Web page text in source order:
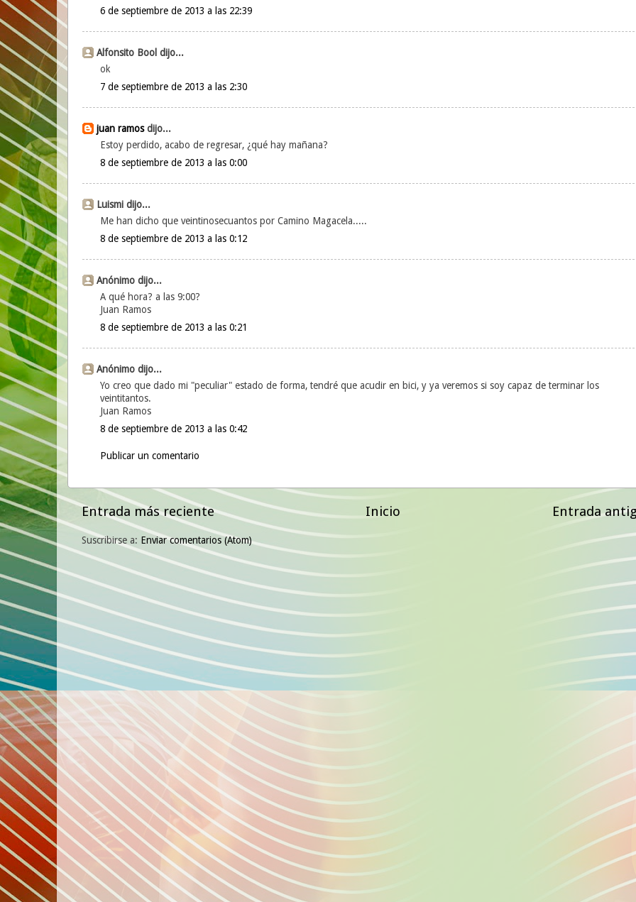
6 de septiembre de 2013 a las 22:39
Alfonsito Bool dijo...
ok
7 de septiembre de 2013 a las 2:30
juan ramosdijo...
Estoy perdido, acabo de regresar, ¿qué hay mañana?
8 de septiembre de 2013 a las 0:00
Luismi dijo...
Me han dicho que veintinosecuantos por Camino Magacela.....
8 de septiembre de 2013 a las 0:12
Anónimo dijo...
A qué hora? a las 9:00?
Juan Ramos
8 de septiembre de 2013 a las 0:21
Anónimo dijo...
Yo creo que dado mi "peculiar" estado de forma, tendré que acudir en bici, y ya veremos si soy capaz de terminar los
veintitantos.
Juan Ramos
8 de septiembre de 2013 a las 0:42
Publicar un comentario
Entrada más reciente Entrada
Inicio
Suscribirse a: Enviar comentarios (Atom)